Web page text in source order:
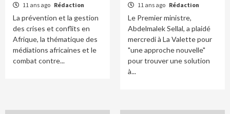
11 ans ago Rédaction
La prévention et la gestion
des crises et conflits en
Afrique, la thématique des
médiations africaines et le
combat contre...
11 ans ago Rédaction
Le Premier ministre,
Abdelmalek Sellal, a plaidé
mercredi à La Valette pour
"une approche nouvelle"
pour trouver une solution
à...